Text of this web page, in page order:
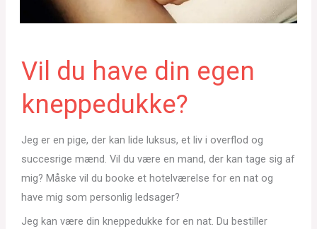
Vil du have din egen
kneppedukke?
Jeg er en pige, der kan lide luksus, et liv i overflod og
succesrige mænd. Vil du være en mand, der kan tage sig af
mig? Måske vil du booke et hotelværelse for en nat og
have mig som personlig ledsager?
Jeg kan være din kneppedukke for en nat. Du bestiller